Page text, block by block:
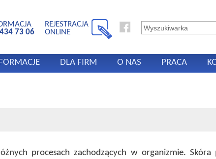
73 06
REJESTRACJA
ONLINE
DLA FIRM O NAS PRACA
procesach zachodzących w organizmie. Skóra